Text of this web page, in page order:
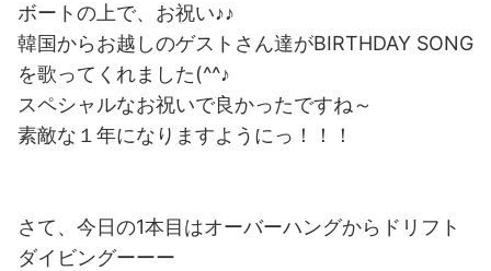
ボートの上で、お祝い♪♪
韓国からお越しのゲストさん達がBIRTHDAY SONG
を歌ってくれました(^^♪
スペシャルなお祝いで良かったですね～
素敵な１年になりますようにっ！！！
さて、今日の1本目はオーバーハングからドリフト
ダイビングーーー